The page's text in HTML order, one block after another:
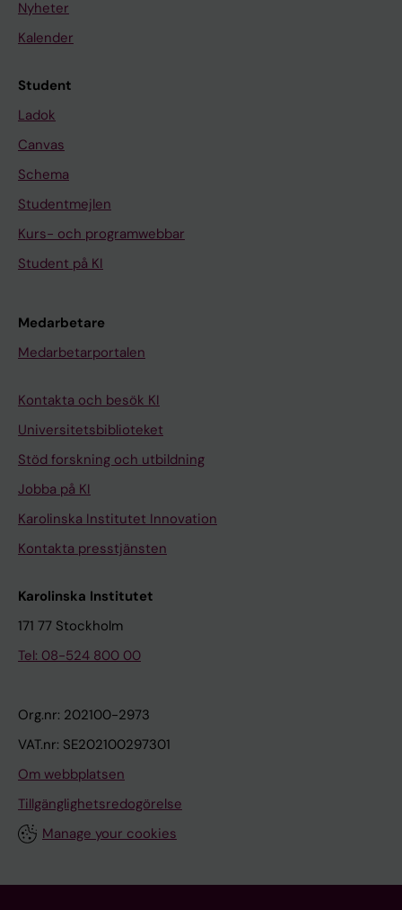
Nyheter
Kalender
Student
Ladok
Canvas
Schema
Studentmejlen
Kurs- och programwebbar
Student på KI
Medarbetare
Medarbetarportalen
Kontakta och besök KI
Universitetsbiblioteket
Stöd forskning och utbildning
Jobba på KI
Karolinska Institutet Innovation
Kontakta presstjänsten
Karolinska Institutet
171 77 Stockholm
Tel: 08-524 800 00
Org.nr: 202100-2973
VAT.nr: SE202100297301
Om webbplatsen
Tillgänglighetsredogörelse
Manage your cookies